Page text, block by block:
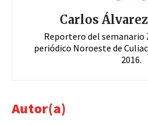
Carlos
Reportero del semanario
periódico Noroeste de
2016.
Autor(a)